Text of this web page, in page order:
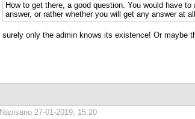
How to get there, a good question. You would have
answer, or rather whether you will get any answer at
surely only the admin knows its existence! Or maybe
Napisano 27-01-2019, 15:20